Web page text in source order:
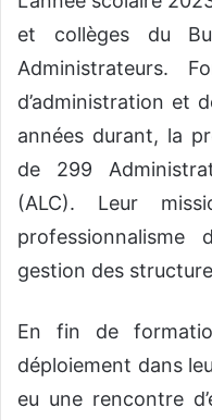
et collèges du
Administrateurs.
d’administration et
années durant, la
de 299
(ALC). Leur
professionnalisme
gestion des
En fin de
déploiement dans
eu une rencontre